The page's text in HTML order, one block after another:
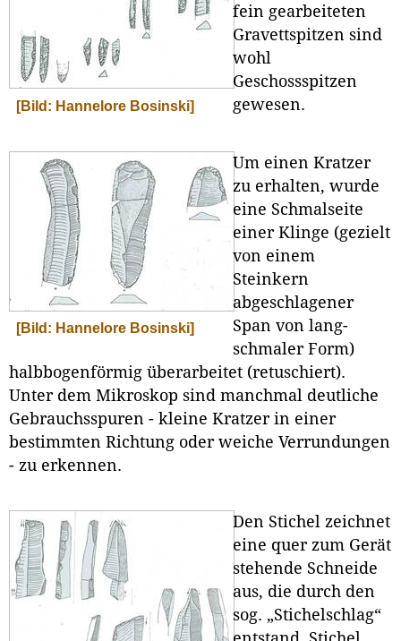
[Bild: Hannelore Bosinski]
fein gearbeiteten
Gravettspitzen sind
wohl
Geschossspitzen
gewesen.
[Bild: Hannelore Bosinski]
Um einen Kratzer
zu erhalten, wurde
eine Schmalseite
einer Klinge (gezielt
von einem
Steinkern
abgeschlagener
Span von lang-
schmaler Form)
halbbogenförmig überarbeitet (retuschiert).
Unter dem Mikroskop sind manchmal deutliche
Gebrauchsspuren - kleine Kratzer in einer
bestimmten Richtung oder weiche Verrundungen
- zu erkennen.
Den Stichel zeichnet
eine quer zum Gerät
stehende Schneide
aus, die durch den
sog. „Stichelschlag“